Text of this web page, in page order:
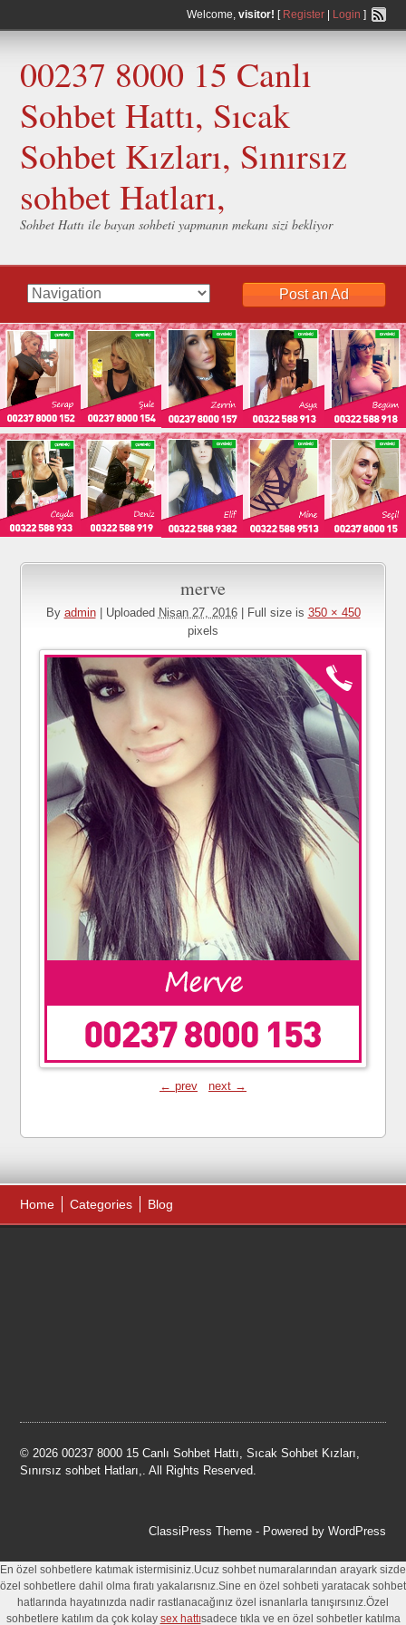
Welcome, visitor! [ Register| Login ]
00237 8000 15 Canlı
Sohbet Hattı, Sıcak
Sohbet Kızları, Sınırsız
sohbet Hatları,
Sohbet Hattı ile bayan sohbeti yapmanın mekanı sizi bekliyor
Post an Ad
merve
By admin Uploaded Nisan 27, 2016 Full size is 350 × 450
pixels
← prev next →
Home Categories Blog
© 2026 00237 8000 15 Canlı Sohbet Hattı, Sıcak Sohbet Kızları,
Sınırsız sohbet Hatları,. All Rights Reserved.
ClassiPress Theme- Powered by WordPress
En özel sohbetlere katımak istermisiniz.Ucuz sohbet numaralarından arayark sizde
özel sohbetlere dahil olma fıratı yakalarısnız.Sine en özel sohbeti yaratacak sohbet
hatlarında hayatınızda nadir rastlanacağınız özel isnanlarla tanışırsınız.Özel
sohbetlere katılım da çok kolay sex hattısadece tıkla ve en özel sohbetler katılma